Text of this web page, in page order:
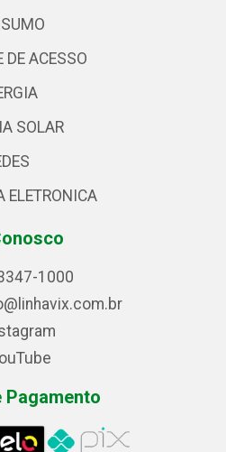
DE ACESSO
SOLAR
ELETRONICA
1000
Pagamento